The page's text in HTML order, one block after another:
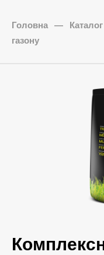
Головна — Каталог
газону